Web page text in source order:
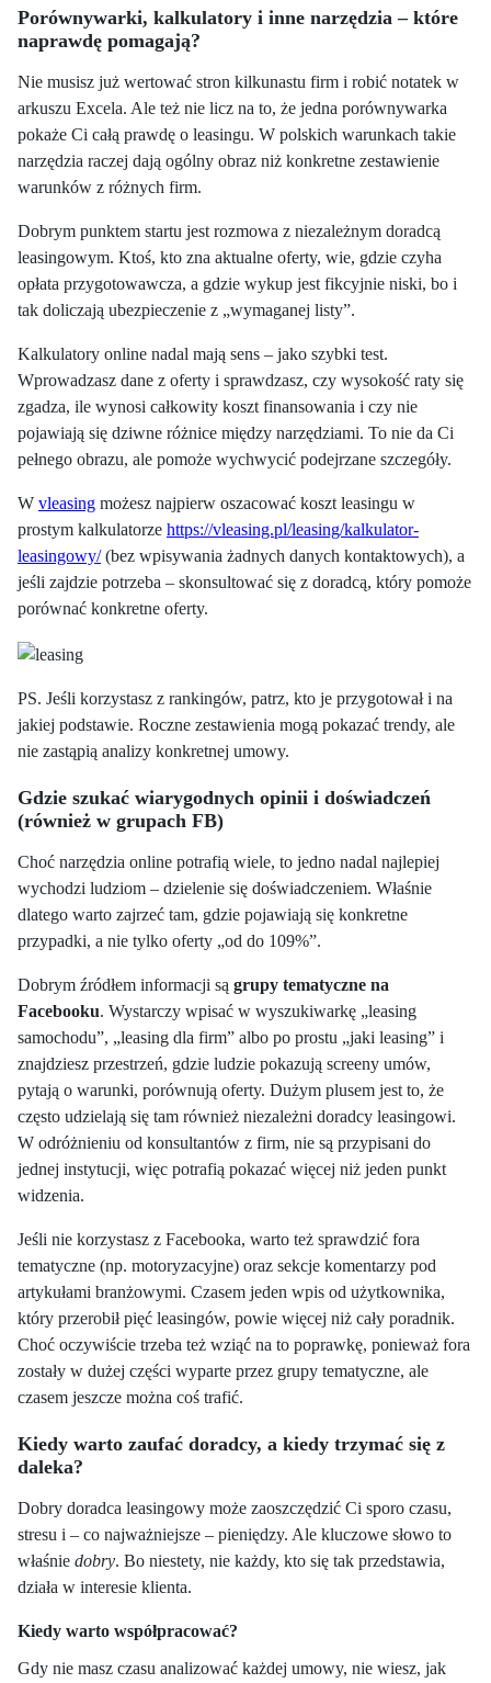
Porównywarki, kalkulatory i inne narzędzia – które
naprawdę pomagają?
Nie musisz już wertować stron kilkunastu firm i robić notatek w
arkuszu Excela. Ale też nie licz na to, że jedna porównywarka
pokaże Ci całą prawdę o leasingu. W polskich warunkach takie
narzędzia raczej dają ogólny obraz niż konkretne zestawienie
warunków z różnych firm.
Dobrym punktem startu jest rozmowa z niezależnym doradcą
leasingowym. Ktoś, kto zna aktualne oferty, wie, gdzie czyha
opłata przygotowawcza, a gdzie wykup jest fikcyjnie niski, bo i
tak doliczają ubezpieczenie z „wymaganej listy”.
Kalkulatory online nadal mają sens – jako szybki test.
Wprowadzasz dane z oferty i sprawdzasz, czy wysokość raty się
zgadza, ile wynosi całkowity koszt finansowania i czy nie
pojawiają się dziwne różnice między narzędziami. To nie da Ci
pełnego obrazu, ale pomoże wychwycić podejrzane szczegóły.
W vleasing możesz najpierw oszacować koszt leasingu w
prostym kalkulatorze https://vleasing.pl/leasing/kalkulator-
leasingowy/(bez wpisywania żadnych danych kontaktowych), a
jeśli zajdzie potrzeba – skonsultować się z doradcą, który pomoże
porównać konkretne oferty.
PS. Jeśli korzystasz z rankingów, patrz, kto je przygotował i na
jakiej podstawie. Roczne zestawienia mogą pokazać trendy, ale
nie zastąpią analizy konkretnej umowy.
Gdzie szukać wiarygodnych opinii i doświadczeń
(również w grupach FB)
Choć narzędzia online potrafią wiele, to jedno nadal najlepiej
wychodzi ludziom – dzielenie się doświadczeniem. Właśnie
dlatego warto zajrzeć tam, gdzie pojawiają się konkretne
przypadki, a nie tylko oferty „od do 109%”.
Dobrym źródłem informacji są grupy tematyczne na
Facebooku. Wystarczy wpisać w wyszukiwarkę „leasing
samochodu”, „leasing dla firm” albo po prostu „jaki leasing” i
znajdziesz przestrzeń, gdzie ludzie pokazują screeny umów,
pytają o warunki, porównują oferty. Dużym plusem jest to, że
często udzielają się tam również niezależni doradcy leasingowi.
W odróżnieniu od konsultantów z firm, nie są przypisani do
jednej instytucji, więc potrafią pokazać więcej niż jeden punkt
widzenia.
Jeśli nie korzystasz z Facebooka, warto też sprawdzić fora
tematyczne (np. motoryzacyjne) oraz sekcje komentarzy pod
artykułami branżowymi. Czasem jeden wpis od użytkownika,
który przerobił pięć leasingów, powie więcej niż cały poradnik.
Choć oczywiście trzeba też wziąć na to poprawkę, ponieważ fora
zostały w dużej części wyparte przez grupy tematyczne, ale
czasem jeszcze można coś trafić.
Kiedy warto zaufać doradcy, a kiedy trzymać się z
daleka?
Dobry doradca leasingowy może zaoszczędzić Ci sporo czasu,
stresu i – co najważniejsze – pieniędzy. Ale kluczowe słowo to
właśnie dobry. Bo niestety, nie każdy, kto się tak przedstawia,
działa w interesie klienta.
Kiedy warto współpracować?
Gdy nie masz czasu analizować każdej umowy, nie wiesz, jak